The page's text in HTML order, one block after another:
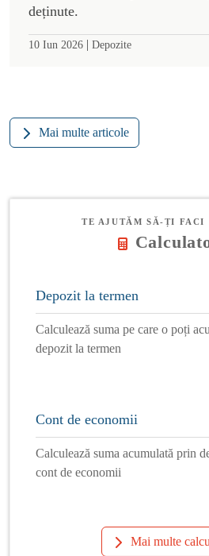
deținute.
10 Iun 2026 | Depozite
Mai multe articole
TE AJUTĂM SĂ-ȚI FACI
Depozit la termen
Calculează suma pe care o poți
depozit la termen
Cont de economii
Calculează suma acumulată prin
cont de economii
Mai multe